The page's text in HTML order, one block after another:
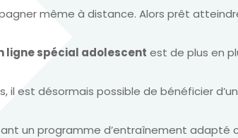
même à distance. Alors prêt
ligne spécial adolescent est de plus en
il est désormais possible de bénéficier
un programme d’entraînement adapté